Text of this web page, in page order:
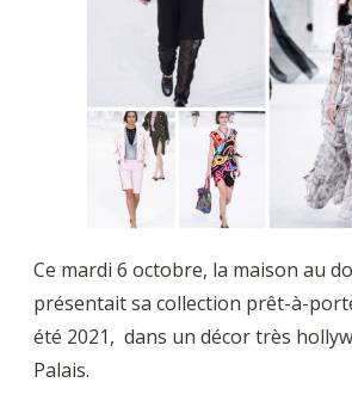
Ce mardi 6 octobre, la maison au
présentait sa collection prêt-à-
été 2021, dans un décor très
Palais.